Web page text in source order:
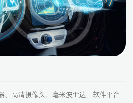
、高清摄像头、毫米波雷达，软件平台